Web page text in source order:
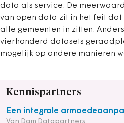
data als service. De
van open data zit in het feit
alle gemeenten in zitten.
vierhonderd datasets
mogelijk op andere manieren
Kennispartners
Een integrale